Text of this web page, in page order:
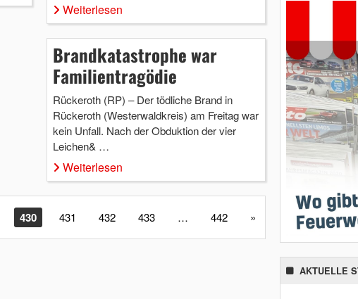
Weiterlesen
Brandkatastrophe war
Familientragödie
Rückeroth (RP) – Der tödliche Brand in
Rückeroth (Westerwaldkreis) am Freitag war
kein Unfall. Nach der Obduktion der vier
Leichen& …
Weiterlesen
430 431 432 433 … 442 »
AKTUELLE